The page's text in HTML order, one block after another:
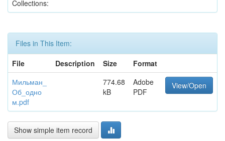
Collections:
Files in This Item:
File
Description Size
Format
Мильман_
Об_одно
м.pdf
774.68
kB
Adobe
PDF
View/Open
Show simple item record